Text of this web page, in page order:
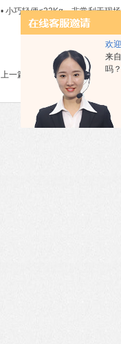
欢
来
吗？
• 小巧轻便≤22Kg，非常利于现
上一篇 : SUTE-E全自动互感器综